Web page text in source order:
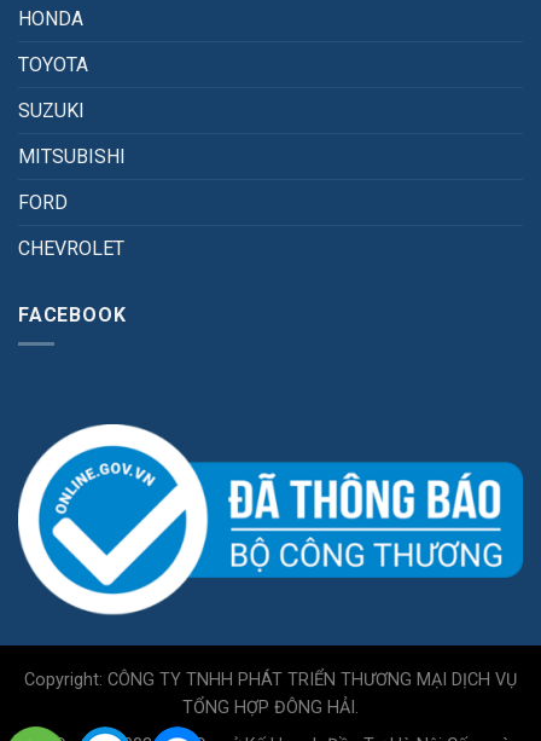
HONDA
TOYOTA
SUZUKI
MITSUBISHI
FORD
CHEVROLET
FACEBOOK
Copyright: CÔNG TY TNHH PHÁT TRIỂN THƯƠNG MẠI DỊCH VỤ
TỔNG HỢP ĐÔNG HẢI.